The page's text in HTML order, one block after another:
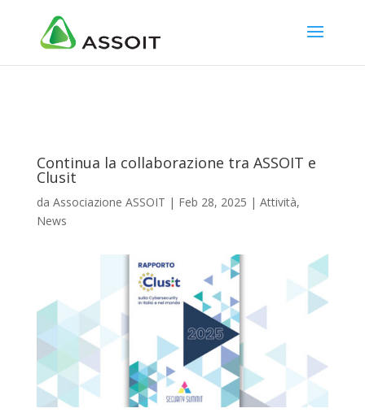
Continua la collaborazione tra ASSOIT e
Clusit
da Associazione ASSOIT | Feb 28, 2025 | Attività,
News